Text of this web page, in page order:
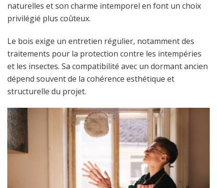
naturelles et son charme intemporel en font un choix
privilégié plus coûteux.
Le bois exige un entretien régulier, notamment des
traitements pour la protection contre les intempéries
et les insectes. Sa compatibilité avec un dormant ancien
dépend souvent de la cohérence esthétique et
structurelle du projet.